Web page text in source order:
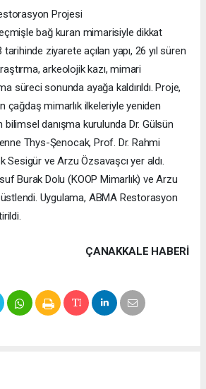
Projesi
bağ kuran mimarisiyle dikkat
ziyarete açılan yapı, 26 yıl süren
arkeolojik kazı, mimari
süreci sonunda ayağa kaldırıldı. Proje,
çağdaş mimarlık ilkeleriyle yeniden
bilimsel danışma kurulunda Dr. Gülsün
Thys-Şenocak, Prof. Dr. Rahmi
Sesigür ve Arzu Özsavaşcı yer aldı.
Burak Dolu (KOOP Mimarlık) ve Arzu
Uygulama, ABMA Restorasyon
ÇANAKKALE HABERİ